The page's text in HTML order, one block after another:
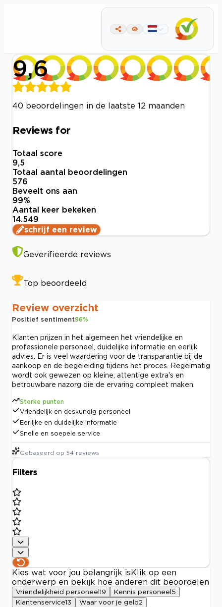
9,6
40 beoordelingen in de laatste 12 maanden
Reviews for
Totaal score
9,5
Totaal aantal beoordelingen
576
Beveelt ons aan
99%
Aantal keer bekeken
14.549
schrijf een review
Geverifieerde reviews
Top beoordeeld
Review overzicht
Positief sentiment96%
Klanten prijzen in het algemeen het vriendelijke en
professionele personeel, duidelijke informatie en eerlijk
advies. Er is veel waardering voor de transparantie bij de
aankoop en de begeleiding tijdens het proces. Regelmatig
wordt ook gewezen op kleine, attentige extra's en
betrouwbare nazorg die de ervaring compleet maken.
Sterke punten
Vriendelijk en deskundig personeel
Eerlijke en duidelijke informatie
Snelle en soepele service
Gebaseerd op 54 reviews
Filters
Kies wat voor jou belangrijk is Klik op een
onderwerp en bekijk hoe anderen dit beoordelen
Vriendelijkheid personeel 19 Kennis personeel 5
Klantenservice13 Waar voor je geld2